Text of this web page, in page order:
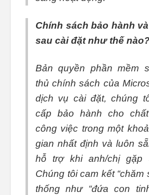
Chính sách bảo hành
sau cài đặt như thế
Bản quyền phần mềm
thủ chính sách của
dịch vụ cài đặt, chúng
cấp bảo hành cho
công việc trong một
gian nhất định và luôn
hỗ trợ khi anh/chị gặp
Chúng tôi cam kết “chăm
thống như “đứa con